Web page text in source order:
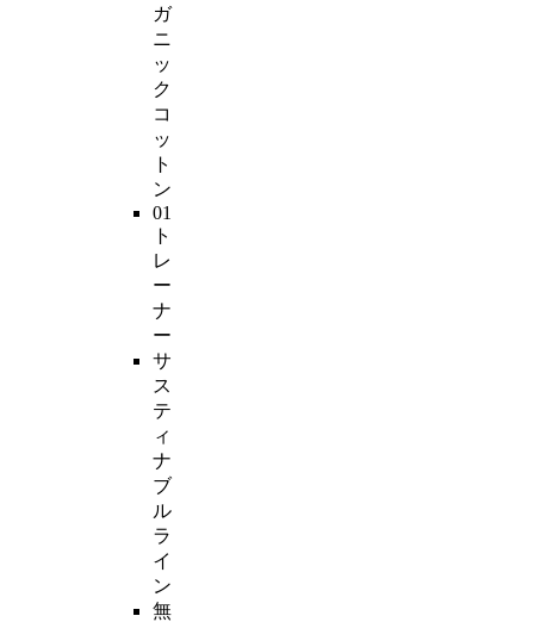
ガ
ニ
ッ
ク
コ
ッ
ト
ン
01
ト
レ
ー
ナ
ー
サ
ス
テ
ィ
ナ
ブ
ル
ラ
イ
ン
無